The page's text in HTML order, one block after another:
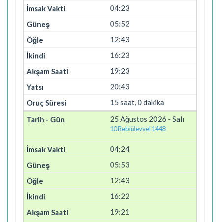
04:23
05:52
12:43
16:23
19:23
20:43
15 saat, 0 dakika
25 Ağustos 2026 - Salı
10 Rebiülevvel 1448
04:24
05:53
12:43
16:22
19:21